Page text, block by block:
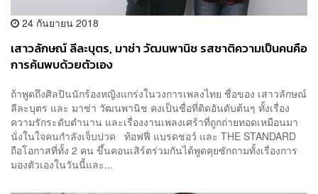
24 กันยายน 2018
เสาวลักษณ์ ลีละบุตร, มาช่า วัฒนพานิช รสชาติความเป็นคนคือ
การค้นพบด้วยตัวเอง
ถ้าพูดถึงศิลปินนักร้องหญิงแกร่งในวงการเพลงไทย ชื่อของ เสาวลักษณ์
ลีละบุตร และ มาช่า วัฒนพานิช คงเป็นชื่อที่ติดอันดับต้นๆ ทั้งเรื่อง
ความรักระดับตำนาน และเรื่องงานเพลงเศร้าที่ถูกถ่ายทอดเหมือนมา
นั่งในใจคนกำลังเจ็บปวด ท้อฟฟี่ แบรดชอว์ และ THE STANDARD
ถือโอกาสที่ทั้ง 2 คน ขึ้นคอนเสิร์ตร่วมกันได้พูดคุยซักถามทั้งเรื่องการ
มองตัวเองในวันนี้และ...